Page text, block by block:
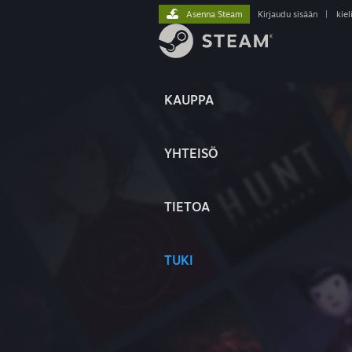
KAUPPA
YHTEISÖ
TIETOA
TUKI
Asenna Steam Kirjaudu sisään kieli